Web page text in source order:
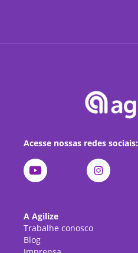
Acesse nossas redes sociais:
A Agilize
Trabalhe conosco
Blog